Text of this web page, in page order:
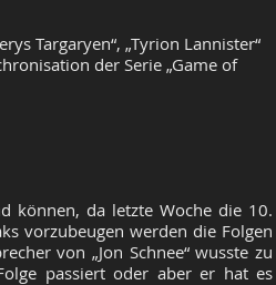
Targaryen“, „Tyrion Lannister“
der Serie „Game of
können, da letzte Woche die 10.
vorzubeugen werden die Folgen
von „Jon Schnee“ wusste zu
passiert oder aber er hat es